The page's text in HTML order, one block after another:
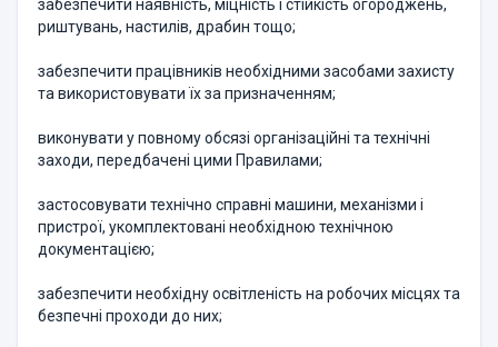
забезпечити наявність, міцність і стійкість огороджень,
риштувань, настилів, драбин тощо;
забезпечити працівників необхідними засобами захисту
та використовувати їх за призначенням;
виконувати у повному обсязі організаційні та технічні
заходи, передбачені цими Правилами;
застосовувати технічно справні машини, механізми і
пристрої, укомплектовані необхідною технічною
документацією;
забезпечити необхідну освітленість на робочих місцях та
безпечні проходи до них;